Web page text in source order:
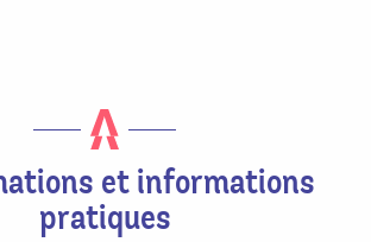
et informations
pratiques